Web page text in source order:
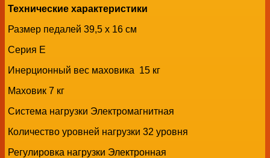
Технические характеристики
Размер педалей 39,5 х 16 см
Серия E
Инерционный вес маховика 15 кг
Маховик 7 кг
Система нагрузки Электромагнитная
Количество уровней нагрузки 32 уровня
Регулировка нагрузки Электронная